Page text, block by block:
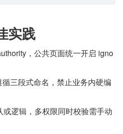
实践
，公共页面统一开启 igno
三段式命名，禁止业务内硬编
逻辑，多权限同时校验需手动